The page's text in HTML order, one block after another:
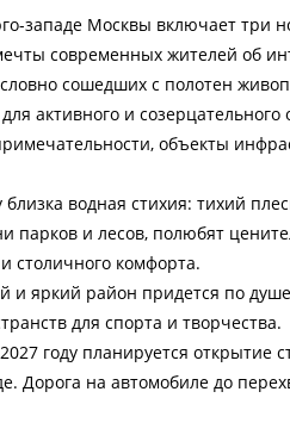
западе Москвы включает три
современных жителей об
сошедших с полотен
активного и
объекты
близка водная стихия: тихий
парков и лесов, полюбят
столичного комфорта.
и яркий район придется по
для спорта и творчества.
году планируется открытие
Дорога на автомобиле до